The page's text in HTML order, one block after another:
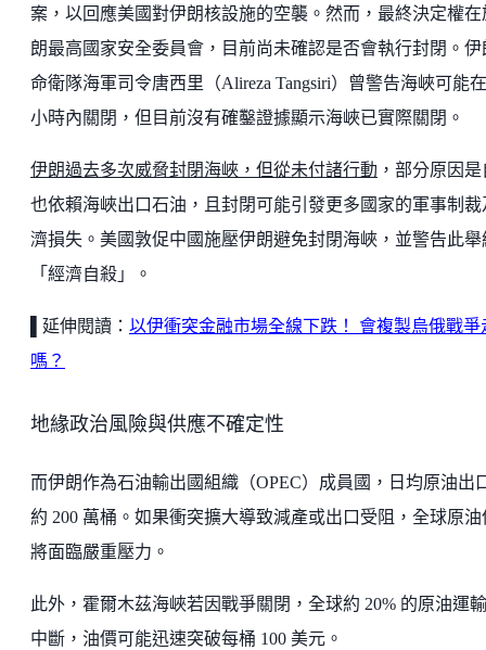
案，以回應美國對伊朗核設施的空襲。然而，最終決定權在
朗最高國家安全委員會，目前尚未確認是否會執行封閉。伊
命衛隊海軍司令唐西里（Alireza Tangsiri）曾警告海峽可能
小時內關閉，但目前沒有確鑿證據顯示海峽已實際關閉。
伊朗過去多次威脅封閉海峽，但從未付諸行動 ，部分原因
也依賴海峽出口石油，且封閉可能引發更多國家的軍事制裁
濟損失。美國敦促中國施壓伊朗避免封閉海峽，並警告此舉
「經濟自殺」。
▌延伸閱讀： 以伊衝突金融市場全線下跌！ 會複製烏俄戰爭
嗎？
地緣政治風險與供應不確定性
而伊朗作為石油輸出國組織（OPEC）成員國，日均原油出
約 200 萬桶。如果衝突擴大導致減產或出口受阻，全球原油
將面臨嚴重壓力。
此外，霍爾木茲海峽若因戰爭關閉，全球約 20% 的原油運
中斷，油價可能迅速突破每桶 100 美元。